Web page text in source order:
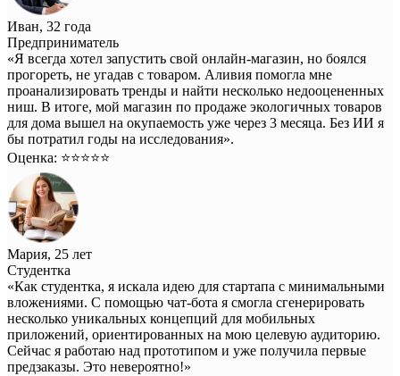
Иван, 32 года
Предприниматель
«Я всегда хотел запустить свой онлайн-магазин, но боялся
прогореть, не угадав с товаром. Аливия помогла мне
проанализировать тренды и найти несколько недооцененных
ниш. В итоге, мой магазин по продаже экологичных товаров
для дома вышел на окупаемость уже через 3 месяца. Без ИИ я
бы потратил годы на исследования».
Оценка: ⭐️⭐️⭐️⭐️⭐️
Мария, 25 лет
Студентка
«Как студентка, я искала идею для стартапа с минимальными
вложениями. С помощью чат-бота я смогла сгенерировать
несколько уникальных концепций для мобильных
приложений, ориентированных на мою целевую аудиторию.
Сейчас я работаю над прототипом и уже получила первые
предзаказы. Это невероятно!»